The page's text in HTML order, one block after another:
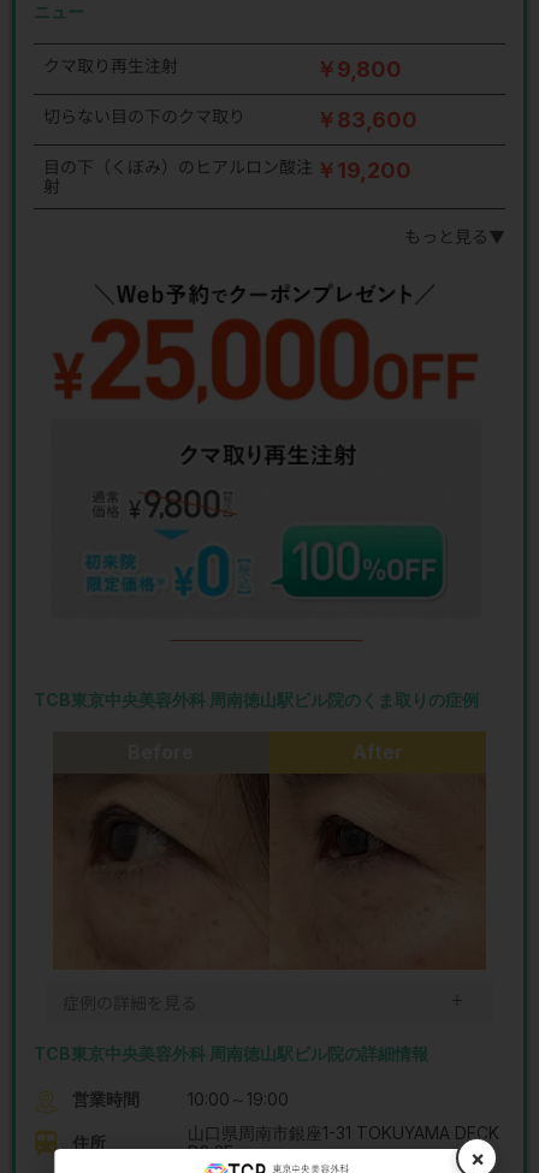
ニュー
クマ取り再生注射 ￥9,800
切らない目の下のクマ取り ￥83,600
目の下（くぼみ）のヒアルロン酸注
射
￥19,200
もっと見る▼
TCB東京中央美容外科 周南徳山駅ビル院のくま取りの症例
After
＋
TCB東京中央美容外科 周南徳山駅ビル院の詳細情報
営業時間 10:00～19:00
住所
山口県周南市銀座1-31 TOKUYAMA DECK
D2 2F
×